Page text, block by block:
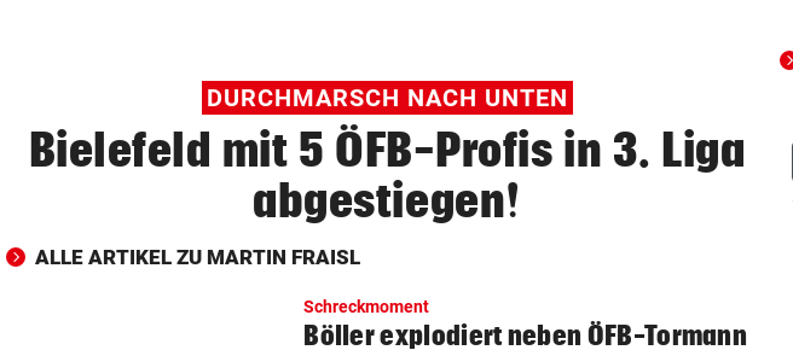
DURCHMARSCH NACH UNTEN
Bielefeld mit 5 ÖFB-Profis in 3. Liga
abgestiegen!
ALLE ARTIKEL ZU MARTIN FRAISL
Schreckmoment
Böller explodiert neben ÖFB-Tormann